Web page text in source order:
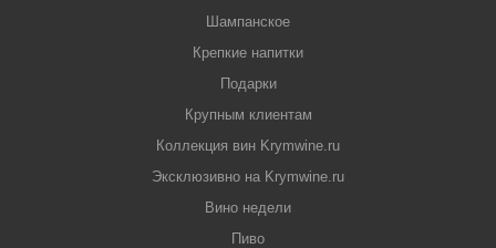
Шампанское
Крепкие напитки
Подарки
Крупным клиентам
Коллекция вин Krymwine.ru
Эксклюзивно на Krymwine.ru
Вино недели
Пиво